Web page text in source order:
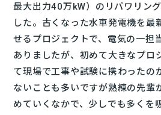
最大出力40万kW）の リパワリン
した。古くなった水車発電機を最
せるプロジェクトで、電気の一担
ありましたが、初めて大きなプロ
て現場で工事や試験に携わったの
ないことも多いですが熟練の先輩
めていくなかで、少しでも多くを